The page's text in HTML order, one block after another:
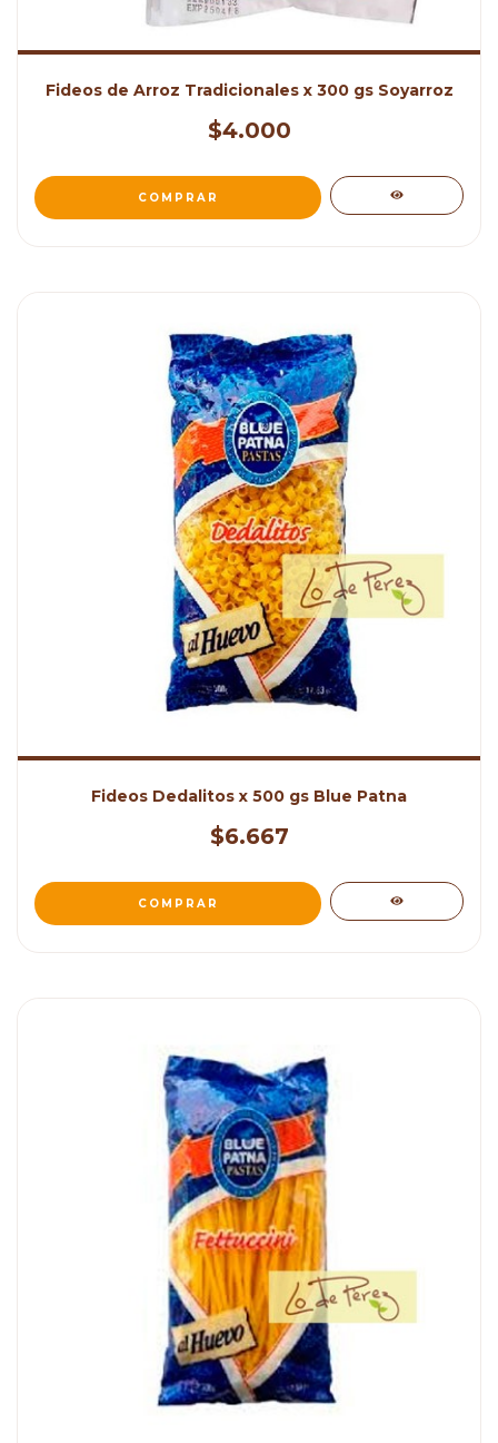
Fideos de Arroz Tradicionales x 300 gs Soyarroz
$4.000
Fideos Dedalitos x 500 gs Blue Patna
$6.667